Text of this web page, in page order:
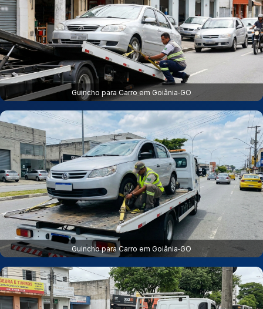
Guincho para Carro em Goiânia‑GO
Guincho para Carro em Goiânia‑GO